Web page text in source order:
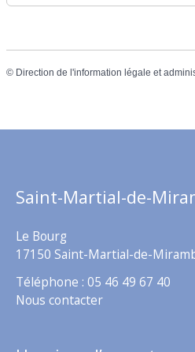
© Direction de l'information légale et
Saint-Martial-de-
Le Bourg
17150 Saint-Martial-de-
Téléphone : 05 46 49 67 40
Nous contacter